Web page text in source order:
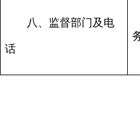
八、监督部门及电
话